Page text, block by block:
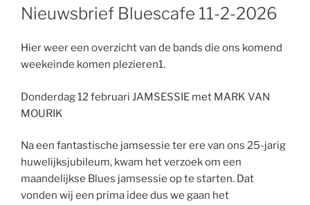
OP
Nieuwsbrief Bluescafe 11-2-2026
Hier weer een overzicht van de bands die ons komend
weekeinde komen plezieren1.
Donderdag 12 februari JAMSESSIE met MARK VAN
MOURIK
Na een fantastische jamsessie ter ere van ons 25-jarig
huwelijksjubileum, kwam het verzoek om een
maandelijkse Blues jamsessie op te starten. Dat
vonden wij een prima idee dus we gaan het